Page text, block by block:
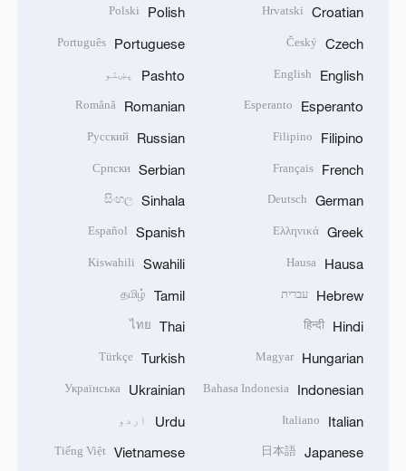
Croatian
Hrvatski
Czech
Český
English
English
Esperanto
Esperanto
Filipino
Filipino
French
Français
German
Deutsch
Greek
Ελληνικά
Hausa
Hausa
Hebrew עברית
Hindi
हिन्दी
Hungarian
Magyar
Indonesian
Bahasa Indonesia
Italian
Italiano
Japanese
日本語
Polish
Polski
Portuguese
Português
Pashto پښتو
Romanian
Română
Russian
Русский
Serbian
Српски
Sinhala
සිංහල
Spanish
Español
Swahili
Kiswahili
Tamil
தமிழ்
Thai
ไทย
Turkish
Türkçe
Ukrainian
Українська
Urdu اردو
Vietnamese
Tiếng Việt